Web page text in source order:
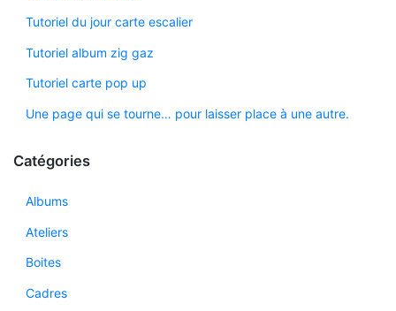
Tutoriel du jour carte escalier
Tutoriel album zig gaz
Tutoriel carte pop up
Une page qui se tourne… pour laisser place à une autre.
Catégories
Albums
Ateliers
Boites
Cadres